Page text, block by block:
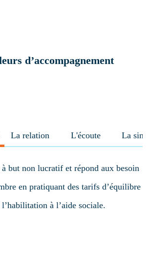
d’accompagnement
La relation L'écoute La
à but non lucratif et répond aux besoin
en pratiquant des tarifs d’équilibre
à l’aide sociale.